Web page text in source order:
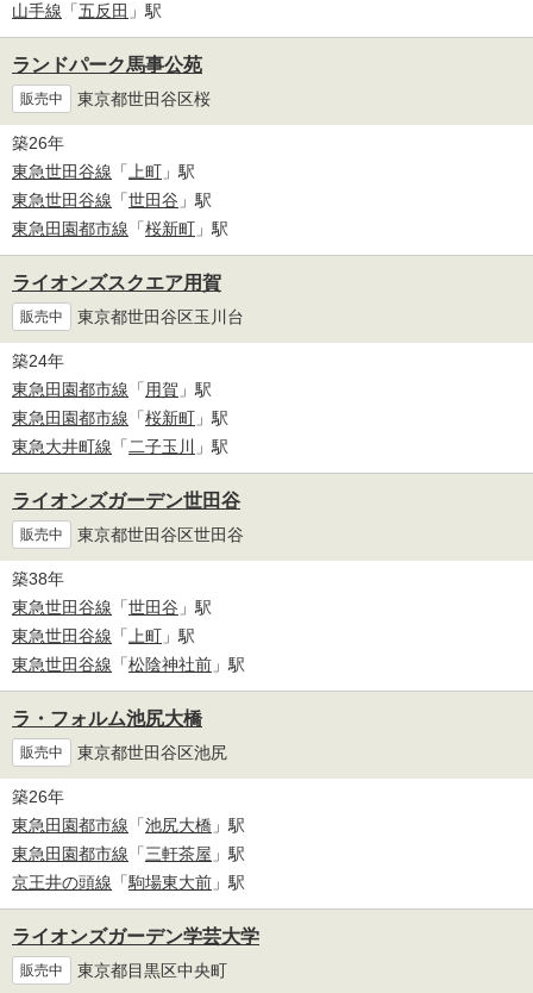
山手線 「五反田 」駅
ランドパーク馬事公苑
販売中 東京都世田谷区桜
築26年
東急世田谷線 「 上町 」駅
東急世田谷線 「世田谷 」駅
東急田園都市線 「桜新町 」駅
ライオンズスクエア用賀
販売中 東京都世田谷区玉川台
築24年
東急田園都市線 「 用賀 」駅
東急田園都市線 「桜新町 」駅
東急大井町線 「 二子玉川 」駅
ライオンズガーデン世田谷
販売中 東京都世田谷区世田谷
築38年
東急世田谷線 「世田谷 」駅
東急世田谷線 「 上町 」駅
東急世田谷線 「松陰神社前 」駅
ラ・フォルム池尻大橋
販売中 東京都世田谷区池尻
築26年
東急田園都市線 「池尻大橋 」駅
東急田園都市線 「三軒茶屋 」駅
京王井の頭線 「駒場東大前 」駅
ライオンズガーデン学芸大学
販売中 東京都目黒区中央町